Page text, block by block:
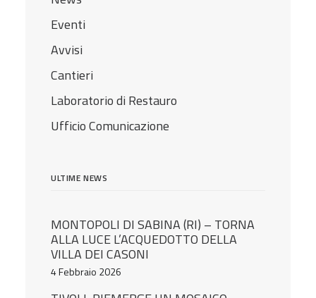
Eventi
Avvisi
Cantieri
Laboratorio di Restauro
Ufficio Comunicazione
ULTIME NEWS
MONTOPOLI DI SABINA (RI) – TORNA
ALLA LUCE L’ACQUEDOTTO DELLA
VILLA DEI CASONI
4 Febbraio 2026